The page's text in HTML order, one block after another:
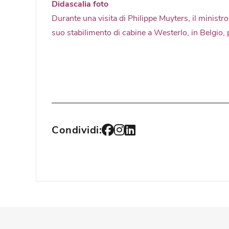
Didascalia foto
Durante una visita di Philippe Muyters, il
suo stabilimento di cabine a Westerlo, in
Condividi: